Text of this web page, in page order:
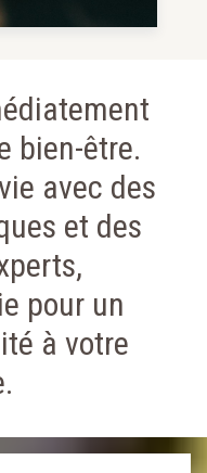
bien-être.
avec des
et des
pour un
à votre